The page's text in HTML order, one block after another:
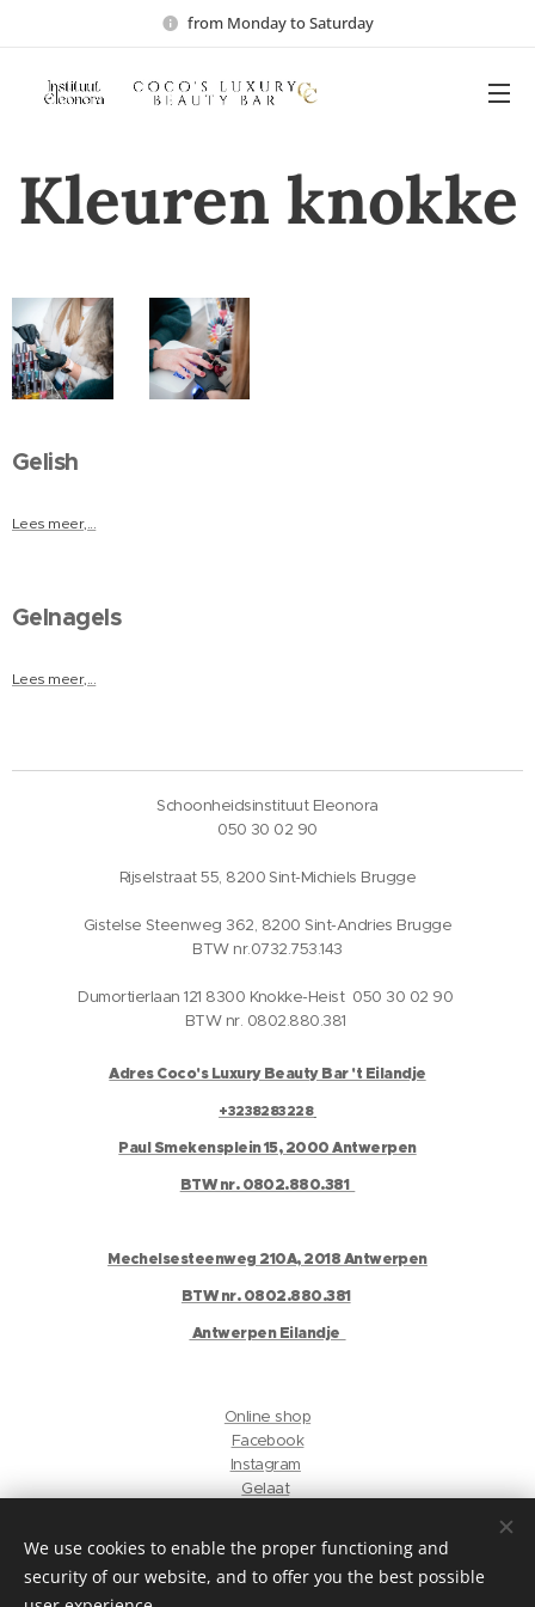
from Monday to Saturday
Kleuren knokke
Gelish
Lees meer,...
Gelnagels
Lees meer,...
Schoonheidsinstituut Eleonora
050 30 02 90
Rijselstraat 55, 8200 Sint-Michiels Brugge
Gistelse Steenweg 362, 8200 Sint-Andries Brugge
BTW nr.0732.753.143
Dumortierlaan 121 8300 Knokke-Heist 050 30 02 90
BTW nr. 0802.880.381
Adres Coco's Luxury Beauty Bar 't Eilandje
+3238283228
Paul Smekensplein 15, 2000 Antwerpen
BTW nr. 0802.880.381
Mechelsesteenweg 210A, 2018 Antwerpen
BTW nr. 0802.880.381
Antwerpen Eilandje
Online shop
Facebook
Instagram
Gelaat
privacyverklaring
We use cookies to enable the proper functioning and
security of our website, and to offer you the best possible